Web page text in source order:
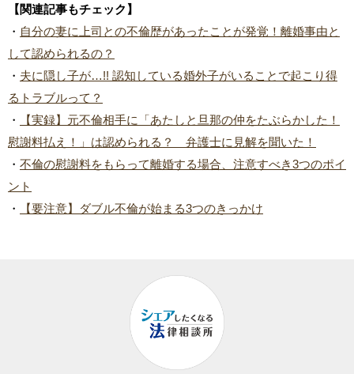
【関連記事もチェック】
・ 自分の妻に上司との不倫歴があったことが発覚！離婚事由と
して認められるの？
・ 夫に隠し子が…!! 認知している婚外子がいることで起こり得
るトラブルって？
・
【実録】元不倫相手に「あたしと旦那の仲をたぶらかした！
慰謝料払え！」は認められる？ 弁護士に見解を聞いた！
・ 不倫の慰謝料をもらって離婚する場合、注意すべき3つのポイ
ント
・
【要注意】ダブル不倫が始まる3つのきっかけ